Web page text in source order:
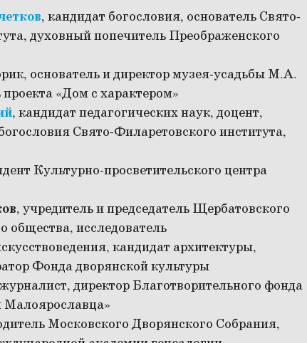
, кандидат богословия, основатель Свято-
духовный попечитель Преображенского
основатель и директор музея-усадьбы М.А.
«Дом с характером»
, кандидат педагогических наук, доцент,
Свято-Филаретовского института,
Культурно-просветительского центра
, учредитель и председатель Щербатовского
общества, исследователь
кандидат архитектуры,
Фонда дворянской культуры
директор Благотворительного фонда
Московского Дворянского Собрания,